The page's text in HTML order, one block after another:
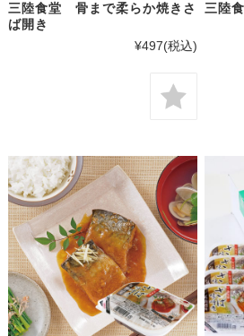
三陸食堂 骨まで柔らか焼きさ
ば開き
¥497(税込)
三陸